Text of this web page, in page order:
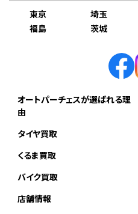
東京
埼玉
福島
茨城
オートパーチェスが選ばれる理
由
タイヤ買取
くるま買取
バイク買取
店舗情報